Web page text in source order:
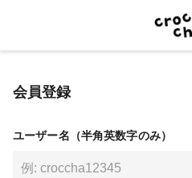
会員登録
ユーザー名（半角英数字のみ）